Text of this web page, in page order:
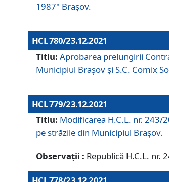
1987" Braşov.
HCL 780/23.12.2021
Titlu: Aprobarea prelungirii
Municipiul Braşov şi S.C. Comix
HCL 779/23.12.2021
Titlu: Modificarea H.C.L. nr.
pe străzile din Municipiul Braşov.
Observații : Republică H.C.L. nr.